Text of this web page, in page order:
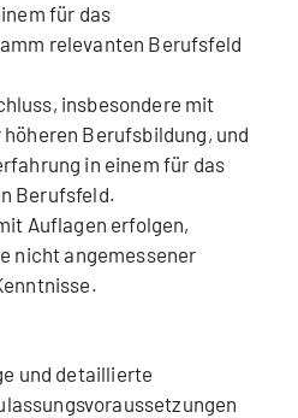
für das
relevanten Berufsfeld
insbesondere mit
Berufsbildung, und
in einem für das
Berufsfeld.
Auflagen erfolgen,
nicht angemessener
und detaillierte